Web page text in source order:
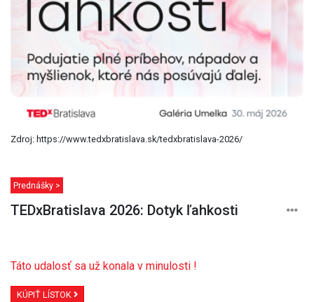
Zdroj: https://www.tedxbratislava.sk/tedxbratislava-2026/
Prednášky >
TEDxBratislava 2026: Dotyk ľahkosti
Táto udalosť sa už konala v minulosti !
KÚPIŤ LÍSTOK